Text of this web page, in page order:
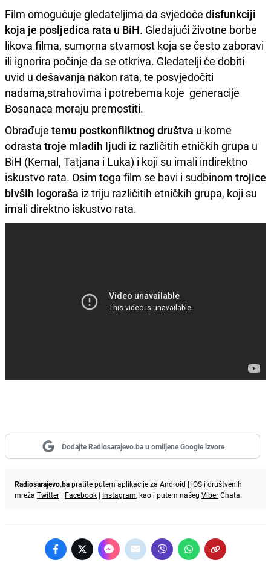
Film omogućuje gledateljima da svjedoče disfunkciji
koja je posljedica rata u BiH. Gledajući životne borbe
likova filma, sumorna stvarnost koja se često zaboravi
ili ignorira počinje da se otkriva. Gledatelji će dobiti
uvid u dešavanja nakon rata, te posvjedočiti
nadama,strahovima i potrebema koje generacije
Bosanaca moraju premostiti.
Obrađuje temu postkonfliktnog društva u kome
odrasta troje mladih ljudi iz različitih etničkih grupa u
BiH (Kemal, Tatjana i Luka) i koji su imali indirektno
iskustvo rata. Osim toga film se bavi i sudbinom trojice
bivših logoraša iz triju različitih etničkih grupa, koji su
imali direktno iskustvo rata.
Dodajte Radiosarajevo.ba u omiljene Google izvore
Radiosarajevo.bapratite putem aplikacije za Android | iOS i društvenih
mreža Twitter | Facebook | Instagram, kao i putem našeg ViberChata.